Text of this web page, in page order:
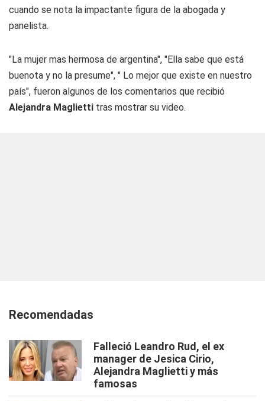
cuando se nota la impactante figura de la abogada y
panelista.
"La mujer mas hermosa de argentina", "Ella sabe que está
buenota y no la presume", " Lo mejor que existe en nuestro
país", fueron algunos de los comentarios que recibió
Alejandra Maglietti tras mostrar su video.
Recomendadas
Falleció Leandro Rud, el ex
manager de Jesica Cirio,
Alejandra Maglietti y más
famosas